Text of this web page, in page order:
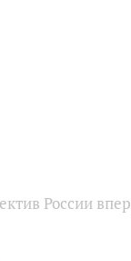
России